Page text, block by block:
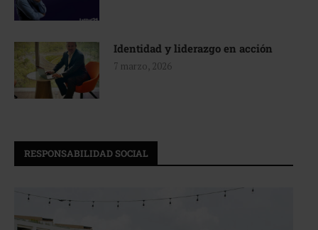
Identidad y liderazgo en acción
7 marzo, 2026
RESPONSABILIDAD SOCIAL